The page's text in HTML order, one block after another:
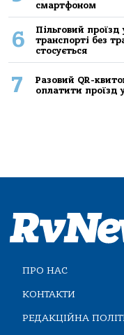
смартфоном
6
Пільговий
транспорті без
стосується
7
Разовий QR-
оплатити проїзд
ПРО НАС
КОНТАКТИ
РЕДАКЦІЙНА